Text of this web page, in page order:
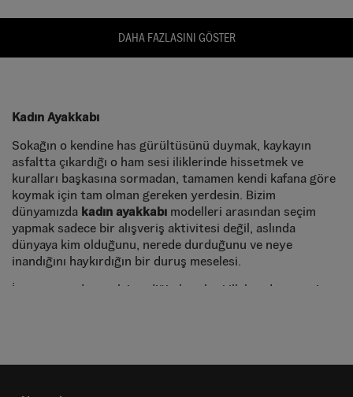
DAHA FAZLASINI GÖSTER
Kadın Ayakkabı
Sokağın o kendine has gürültüsünü duymak, kaykayın
asfaltta çıkardığı o ham sesi iliklerinde hissetmek ve
kuralları başkasına sormadan, tamamen kendi kafana göre
koymak için tam olman gereken yerdesin. Bizim
dünyamızda kadın ayakkabı modelleri arasından seçim
yapmak sadece bir alışveriş aktivitesi değil, aslında
dünyaya kim olduğunu, nerede durduğunu ve neye
inandığını haykırdığın bir duruş meselesi.
İster rampada o çok istediğin hareketi ilk kez denemenin